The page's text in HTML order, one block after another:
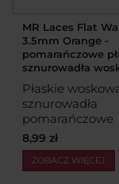
MR Laces Flat
3.5mm Orange -
pomarańczowe
sznurowadła
Płaskie
sznurowadła
pomarańczowe
8,99 zł
ZOBACZ WIĘCEJ